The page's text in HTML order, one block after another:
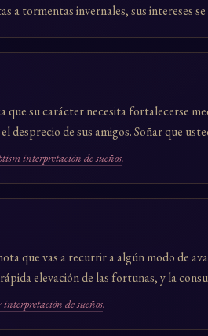
a tormentas invernales, sus intereses
que su carácter necesita fortalecerse
desprecio de sus amigos. Soñar que
interpretación de sueños.
que vas a recurrir a algún modo de
elevación de las fortunas, y la
interpretación de sueños.